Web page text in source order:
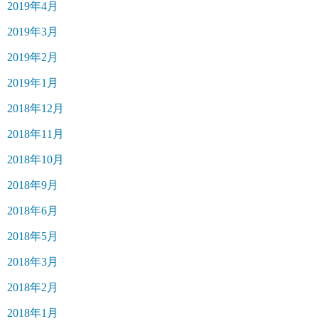
2019年4月
2019年3月
2019年2月
2019年1月
2018年12月
2018年11月
2018年10月
2018年9月
2018年6月
2018年5月
2018年3月
2018年2月
2018年1月